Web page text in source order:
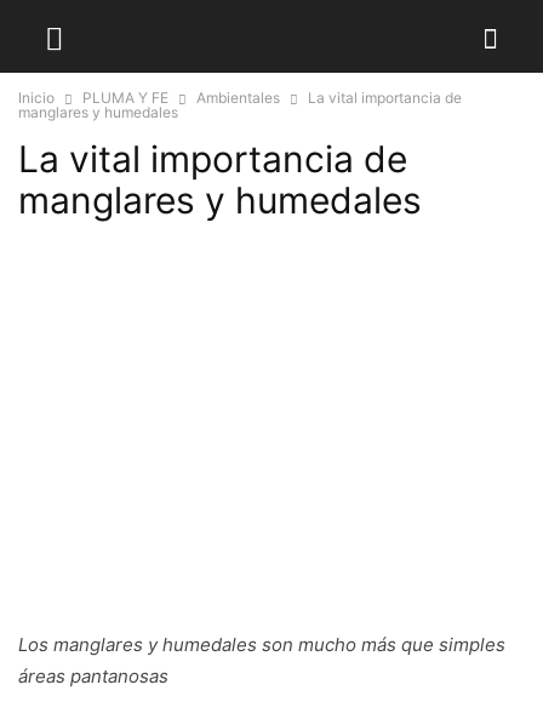
Inicio PLUMA Y FE Ambientales
La vital importancia de
manglares y humedales
La vital importancia de
manglares y humedales
Los manglares y humedales son mucho más que simples
áreas pantanosas